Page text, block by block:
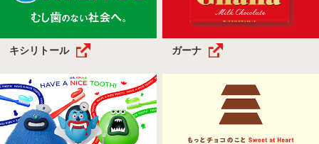
キシリトール ガーナ